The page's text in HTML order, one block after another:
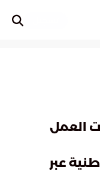
العمل
عبر